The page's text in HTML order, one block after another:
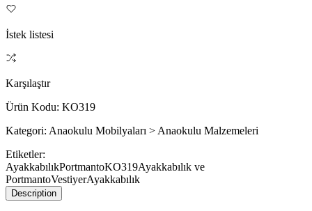
İstek listesi
Karşılaştır
Ürün Kodu: KO319
Kategori: Anaokulu Mobilyaları > Anaokulu Malzemeleri
Etiketler:
AyakkabılıkPortmantoKO319Ayakkabılık ve
PortmantoVestiyerAyakkabılık
Description